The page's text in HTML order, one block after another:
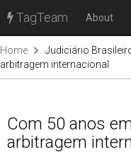
TagTeam About
Home Judiciário
arbitragem internacional
Com 50 anos
arbitragem